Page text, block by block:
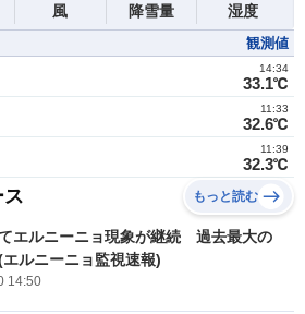
風 降雪量 湿度
観測値
33.1℃
14:34
32.6℃
11:33
32.3℃
11:39
もっと読む
エルニーニョ現象が継続 過去最大の
ルニーニョ監視速報)
14:50